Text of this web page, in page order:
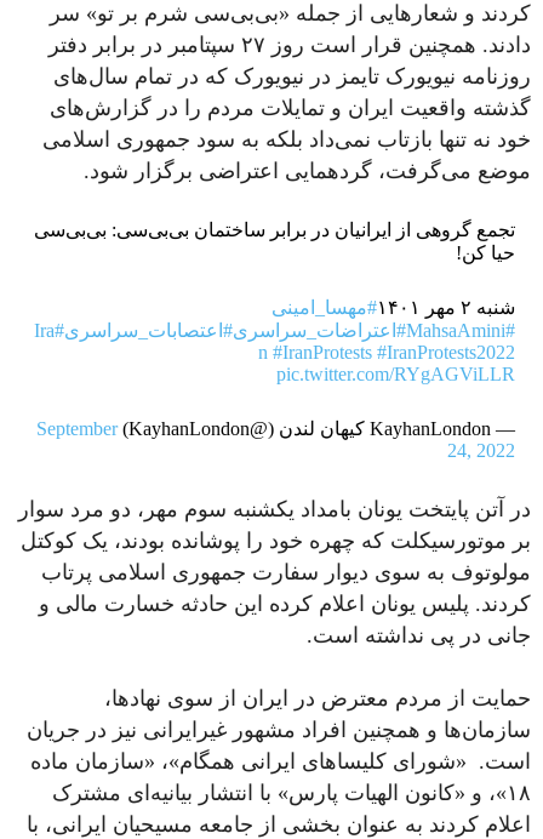
کردند و شعار‌هایی از جمله «‌بی‌بی‌سی شرم بر تو» سر
دادند. همچنین قرار است روز ۲۷ سپتامبر در برابر دفتر
روزنامه نیویورک تایمز در نیویورک که در تمام سال‌های
گذشته واقعیت ایران و تمایلات مردم را در گزارش‌های
خود نه تنها بازتاب نمی‌داد بلکه به سود جمهوری اسلامی
موضع می‌گرفت، گردهمایی اعتراضی برگزار شود.
تجمع گروهی از ایرانیان در برابر ساختمان بی‌بی‌سی: بی‌بی‌سی
حیا کن!
شنبه ۲ مهر ۱۴۰۱
#مهسا_امینی
#MahsaAmini
#اعتراضات_سراسری#اعتصابات_سراسری #Ira
n #IranProtests #IranProtests2022
pic.twitter.com/RYgAGViLLR
— KayhanLondon کیهان لندن (@KayhanLondon)
September
24, 2022
در آتن پایتخت یونان بامداد یکشنبه سوم مهر، دو مرد سوار
بر موتورسیکلت که چهره خود را پوشانده بودند، یک کوکتل
مولوتوف به سوی دیوار سفارت جمهوری اسلامی پرتاب
کردند. پلیس یونان اعلام کرده این حادثه خسارت مالی و
جانی در پی نداشته است.
حمایت از مردم معترض در ایران از سوی نهادها،
سازمان‌ها و همچنین افراد مشهور غیرایرانی نیز در جریان
است. «شورای کلیساهای ایرانی همگام»، «سازمان ماده
۱۸»، و «کانون الهیات پارس» با انتشار بیانیه‌ای مشترک
اعلام کردند به عنوان بخشی از جامعه مسیحیان ایرانی، با